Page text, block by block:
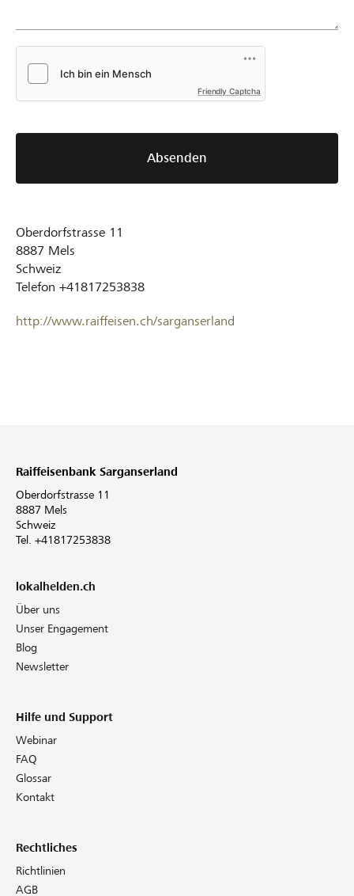
Friendly Captcha
Absenden
Oberdorfstrasse 11
8887 Mels
Schweiz
Telefon +41817253838
http://www.raiffeisen.ch/sarganserland
Raiffeisenbank Sarganserland
Oberdorfstrasse 11
8887 Mels
Schweiz
Tel. +41817253838
lokalhelden.ch
Über uns
Unser Engagement
Blog
Newsletter
Hilfe und Support
Webinar
FAQ
Glossar
Kontakt
Rechtliches
Richtlinien
AGB